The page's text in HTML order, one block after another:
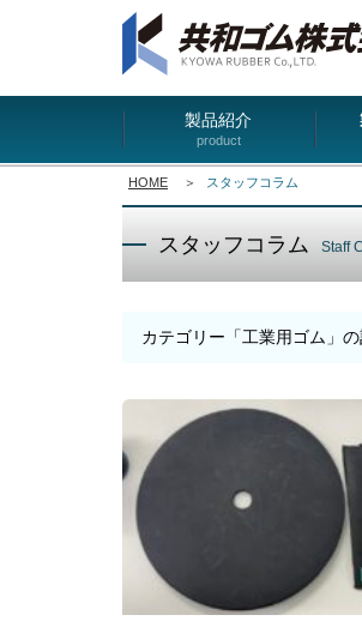
製品紹介
product
HOME ＞ スタッフコラム
スタッフコラム Staff
カテゴリー「工業用ゴム」